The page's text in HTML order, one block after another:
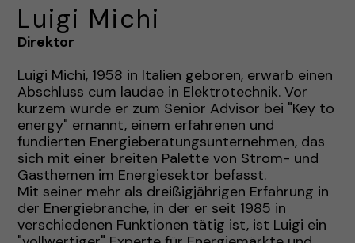
Luigi Michi
Direktor
Luigi Michi, 1958 in Italien geboren, erwarb einen
Abschluss cum laudae in Elektrotechnik. Vor
kurzem wurde er zum Senior Advisor bei "Key to
energy" ernannt, einem erfahrenen und
fundierten Energieberatungsunternehmen, das
sich mit einer breiten Palette von Strom- und
Gasthemen im Energiesektor befasst.
Mit seiner mehr als dreißigjährigen Erfahrung in
der Energiebranche, in der er seit 1985 in
verschiedenen Funktionen tätig ist, ist Luigi ein